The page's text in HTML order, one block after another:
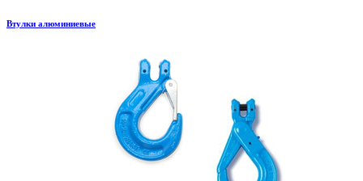
Втулки алюминиевые